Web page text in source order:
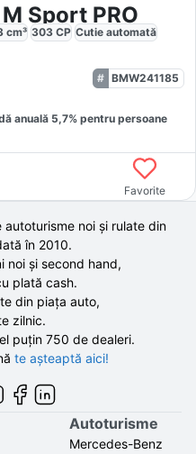
Sport PRO
cm³ 303 CP Cutie automată
BMW241185
anuală 5,7% pentru persoane
Favorite
noi și rulate din
în 2010.
noi și second hand,
plată cash.
din piața auto,
zilnic.
puțin 750 de dealeri.
te așteaptă aici!
Autoturisme
Mercedes-Benz